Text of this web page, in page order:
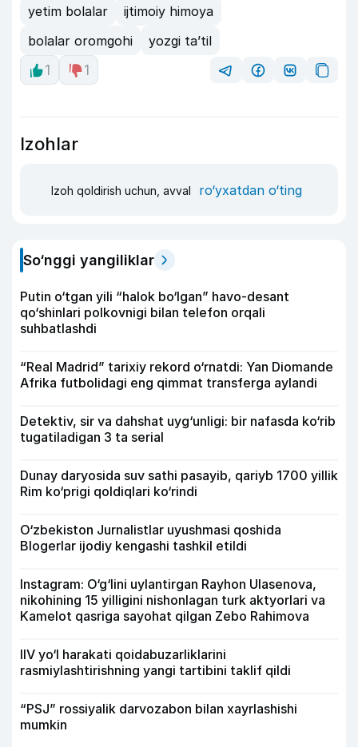
yetim bolalar
ijtimoiy himoya
bolalar oromgohi
yozgi taʼtil
1
1
Izohlar
Izoh qoldirish uchun, avval ro‘yxatdan o‘ting
So‘nggi yangiliklar
Putin o‘tgan yili “halok bo‘lgan” havo-desant
qo‘shinlari polkovnigi bilan telefon orqali
suhbatlashdi
“Real Madrid” tarixiy rekord o‘rnatdi: Yan Diomande
Afrika futbolidagi eng qimmat transferga aylandi
Detektiv, sir va dahshat uyg‘unligi: bir nafasda ko‘rib
tugatiladigan 3 ta serial
Dunay daryosida suv sathi pasayib, qariyb 1700 yillik
Rim ko‘prigi qoldiqlari ko‘rindi
O‘zbekiston Jurnalistlar uyushmasi qoshida
Blogerlar ijodiy kengashi tashkil etildi
Instagram: O‘g‘lini uylantirgan Rayhon Ulasenova,
nikohining 15 yilligini nishonlagan turk aktyorlari va
Kamelot qasriga sayohat qilgan Zebo Rahimova
IIV yo‘l harakati qoidabuzarliklarini
rasmiylashtirishning yangi tartibini taklif qildi
“PSJ” rossiyalik darvozabon bilan xayrlashishi
mumkin